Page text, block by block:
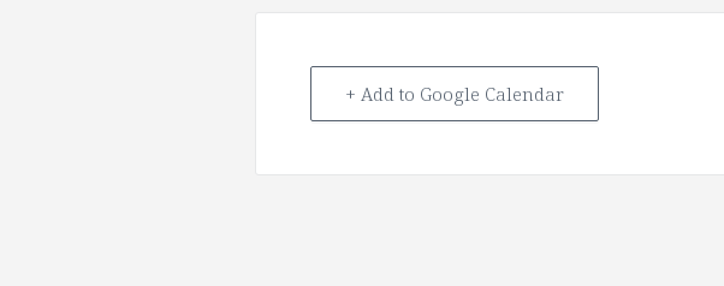
+ Add to Google Calendar